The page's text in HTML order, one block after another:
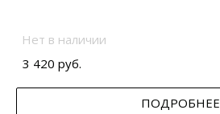
Нет в наличии
3 420 руб.
ПОДРОБНЕЕ